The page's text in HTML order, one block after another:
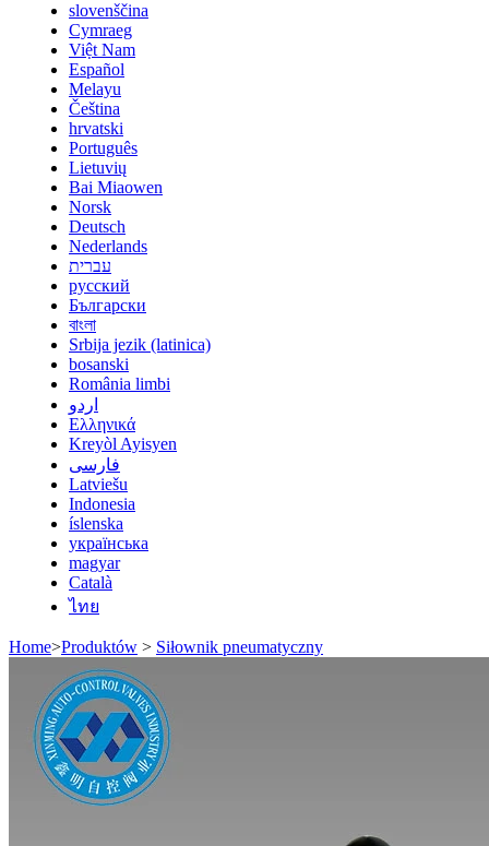
slovenščina
Cymraeg
Việt Nam
Español
Melayu
Čeština
hrvatski
Português
Lietuvių
Bai Miaowen
Norsk
Deutsch
Nederlands
עברית
русский
Български
বাংলা
Srbija jezik (latinica)
bosanski
România limbi
اردو
Ελληνικά
Kreyòl Ayisyen
فارسی
Latviešu
Indonesia
íslenska
українська
magyar
Català
ไทย
Home>Produktów > Siłownik pneumatyczny